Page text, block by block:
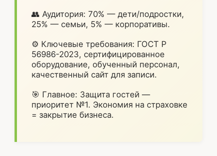
👥 Аудитория: 70% — дети/подростки,
25% — семьи, 5% — корпоративы.
⚙️ Ключевые требования: ГОСТ Р
56986-2023, сертифицированное
оборудование, обученный персонал,
качественный сайт для записи.
🎯 Главное: Защита гостей —
приоритет №1. Экономия на страховке
= закрытие бизнеса.